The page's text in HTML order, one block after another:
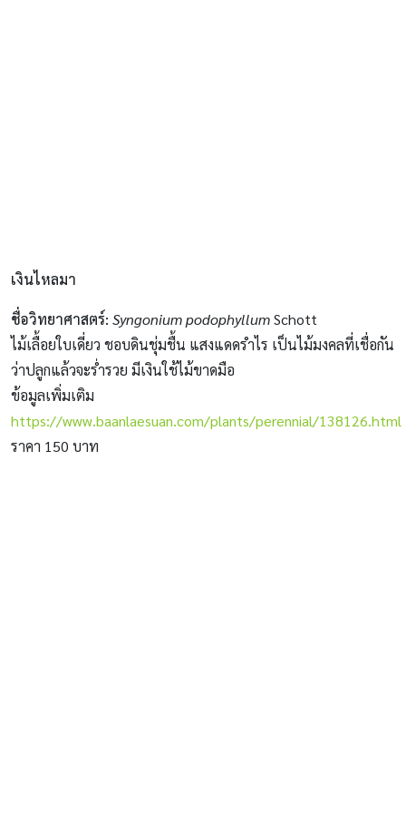
เงินไหลมา
ชื่อวิทยาศาสตร์: Syngonium podophyllumSchott
ไม้เลื้อยใบเดี่ยว ชอบดินชุ่มชื้น แสงแดดรำไร เป็นไม้มงคลที่เชื่อกัน
ว่าปลูกแล้วจะร่ำรวย มีเงินใช้ไม้ขาดมือ
ข้อมูลเพิ่มเติม
https://www.baanlaesuan.com/plants/perennial/138126.html
ราคา 150 บาท